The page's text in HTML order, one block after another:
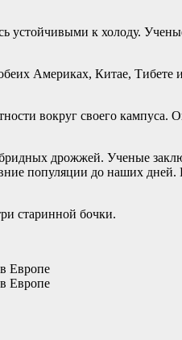
устойчивыми к холоду.
Америках, Китае,
вокруг своего
дрожжей. Ученые
популяции до наших
старинной бочки.